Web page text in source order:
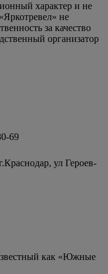
характер и не
не
за качество
организатор
69
ул Героев-
как «Южные